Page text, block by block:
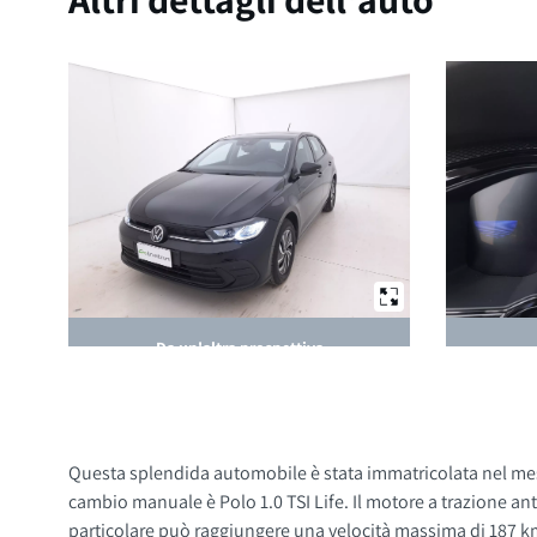
Da un'altra prospettiva
Questa splendida automobile è stata immatricolata nel
cambio manuale è Polo 1.0 TSI Life. Il motore a trazione
particolare può raggiungere una velocità massima di 187 km/h.